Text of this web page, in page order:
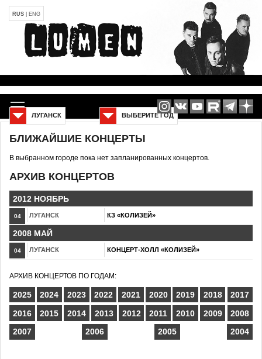
RUS ENG
БЛИЖАЙШИЕ КОНЦЕРТЫ
ВЫБЕРИТЕ ГОД
ЛУГАНСК
В выбранном городе пока нет запланированных концертов.
АРХИВ КОНЦЕРТОВ
2012 НОЯБРЬ
04 ЛУГАНСК КЗ «КОЛИЗЕЙ»
2008 МАЙ
04 ЛУГАНСК КОНЦЕРТ-ХОЛЛ «КОЛИЗЕЙ»
АРХИВ КОНЦЕРТОВ ПО ГОДАМ:
2025 2024 2023 2022 2021 2020 2019 2018
2017
2016
2015 2014 2013 2012 2011 2010 2009
2008
2007
2006 2005 2004